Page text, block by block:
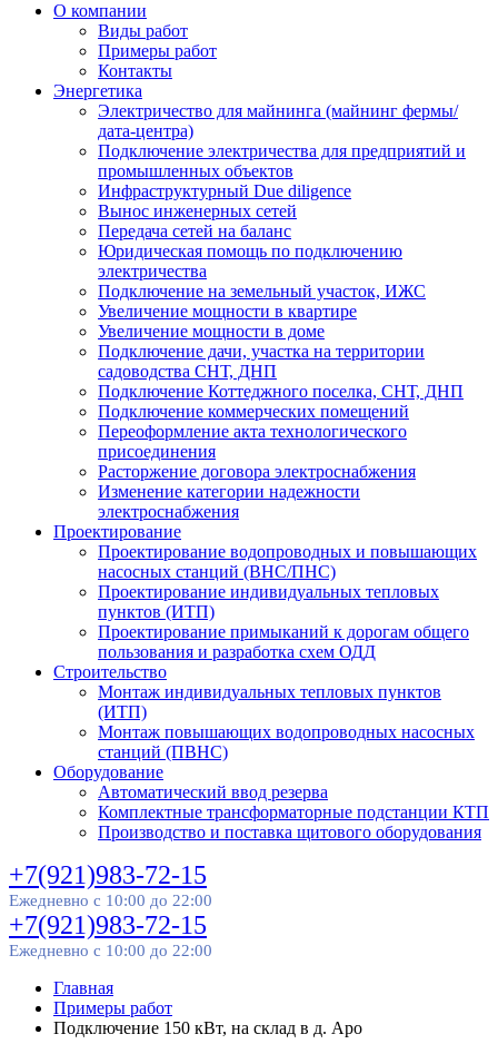
О компании
Виды работ
Примеры работ
Контакты
Энергетика
Электричество для майнинга (майнинг фермы/
дата-центра)
Подключение электричества для предприятий и
промышленных объектов
Инфраструктурный Due diligence
Вынос инженерных сетей
Передача сетей на баланс
Юридическая помощь по подключению
электричества
Подключение на земельный участок, ИЖС
Увеличение мощности в квартире
Увеличение мощности в доме
Подключение дачи, участка на территории
садоводства СНТ, ДНП
Подключение Коттеджного поселка, СНТ, ДНП
Подключение коммерческих помещений
Переоформление акта технологического
присоединения
Расторжение договора электроснабжения
Изменение категории надежности
электроснабжения
Проектирование
Проектирование водопроводных и повышающих
насосных станций (ВНС/ПНС)
Проектирование индивидуальных тепловых
пунктов (ИТП)
Проектирование примыканий к дорогам общего
пользования и разработка схем ОДД
Строительство
Монтаж индивидуальных тепловых пунктов
(ИТП)
Монтаж повышающих водопроводных насосных
станций (ПВНС)
Оборудование
Автоматический ввод резерва
Комплектные трансформаторные подстанции КТП
Производство и поставка щитового оборудования
+7(921)983-72-15
Ежедневно с 10:00 до 22:00
+7(921)983-72-15
Ежедневно с 10:00 до 22:00
Главная
Примеры работ
Подключение 150 кВт, на склад в д. Аро